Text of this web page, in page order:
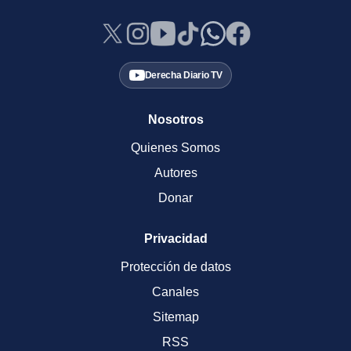
Derecha Diario TV
Nosotros
Quienes Somos
Autores
Donar
Privacidad
Protección de datos
Canales
Sitemap
RSS